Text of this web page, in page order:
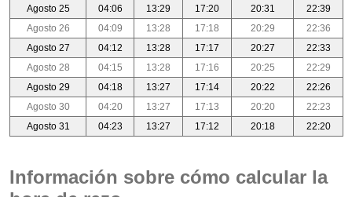
Agosto 25
04:06 13:29 17:20 20:31
22:39
Agosto 26
04:09 13:28 17:18 20:29
22:36
Agosto 27
04:12 13:28 17:17 20:27
22:33
Agosto 28
04:15 13:28 17:16 20:25
22:29
Agosto 29
04:18 13:27 17:14 20:22
22:26
Agosto 30
04:20 13:27 17:13 20:20
22:23
Agosto 31
04:23 13:27 17:12 20:18 22:20
Información sobre cómo calcular la